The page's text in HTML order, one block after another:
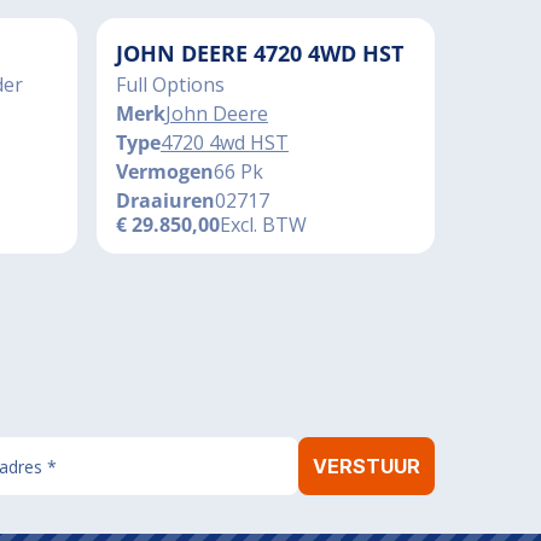
JOHN DEERE 4720 4WD HST
Full Options
MerkJohn Deere
Type4720 4wd HST
Vermogen66 Pk
Draaiuren02717
€29.850,00Excl. BTW